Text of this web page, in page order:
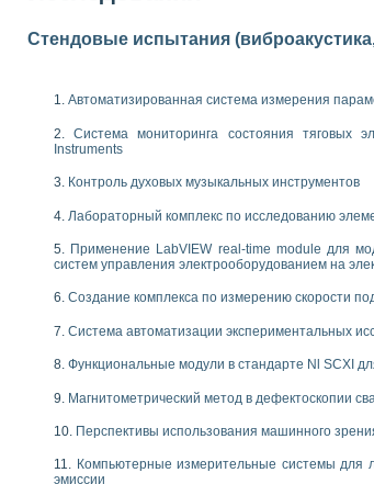
газовых пузырьков по данным
диагностики плазмы
дифракционные датчики малых
свойств сегнетоэлектриков методом
импедансный томограф на базе платы сбора данных PCI
механических свойств материалов в
зрения для контроля образцов
обучающих информационных систем и
путем моделирования технологических
процессом цементирования нефтегазовых
среды специальной барокамеры
INSTRUMENTS при разработке
Стендовые испытания
Автоматизированная система измерения
Система мониторинга состояния тяговых
Instruments
Контроль духовых музыкальных инструментов
Лабораторный комплекс по исследованию
Применение LabVIEW real-time module для
систем управления электрооборудованием на
Создание комплекса по измерению скорости
Система автоматизации экспериментальных
Функциональные модули в стандарте Nl SCXI
Магнитометрический метод в дефектоскопии
Перспективы использования машинного
Компьютерные измерительные системы для
эмиссии